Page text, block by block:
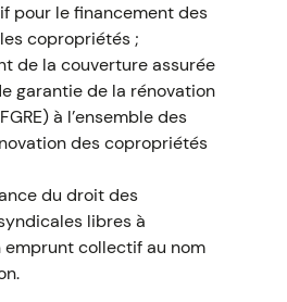
pour le financement des
copropriétés ;
de la couverture assurée
garantie de la rénovation
à l’ensemble des
des copropriétés
du droit des
libres à
collectif au nom